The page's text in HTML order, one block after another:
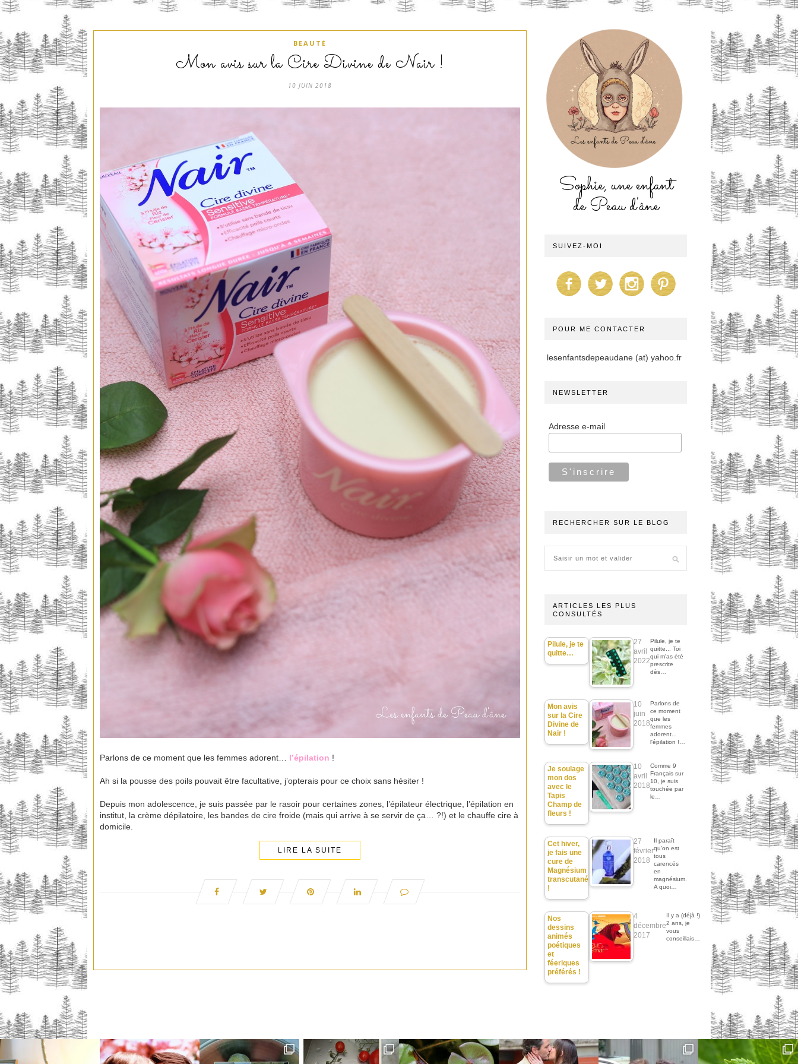
BEAUTÉ
Mon avis sur la Cire Divine de Nair !
10 JUIN 2018
Parlons de ce moment que les femmes adorent… l’épilation !
Ah si la pousse des poils pouvait être facultative, j’opterais pour ce choix sans hésiter !
Depuis mon adolescence, je suis passée par le rasoir pour certaines zones, l’épilateur électrique, l’épilation en
institut, la crème dépilatoire, les bandes de cire froide (mais qui arrive à se servir de ça… ?!) et le chauffe cire à
domicile.
LIRE LA SUITE
Sophie, une enfant
de Peau d'âne
SUIVEZ-MOI
POUR ME CONTACTER
lesenfantsdepeaudane (at) yahoo.fr
NEWSLETTER
Adresse e-mail
RECHERCHER SUR LE BLOG
ARTICLES LES PLUS
CONSULTÉS
Pilule, je te
quitte…
27
avril
2022
Pilule, je te
quitte... Toi
qui m'as été
prescrite
dès…
Mon avis
sur la Cire
Divine de
Nair !
10
juin
2018
Parlons de
ce moment
que les
femmes
adorent...
l'épilation !…
Je soulage
mon dos
avec le
Tapis
Champ de
fleurs !
10
avril
2018
Comme 9
Français sur
10, je suis
touchée par
le…
Cet hiver,
je fais une
cure de
Magnésium
transcutané
!
27
février
2018
Il paraît
qu'on est
tous
carencés
en
magnésium.
A quoi…
Nos
dessins
animés
poétiques
et
féeriques
préférés !
4
décembre
2017
Il y a (déjà !)
2 ans, je
vous
conseillais…